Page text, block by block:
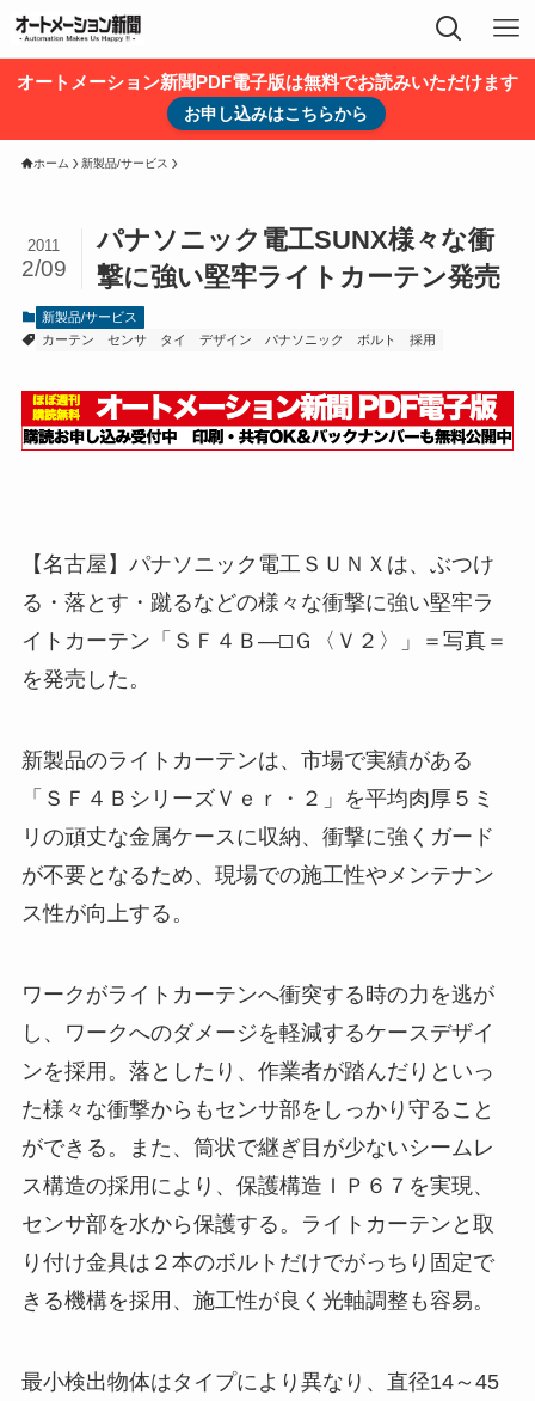
オートメーション新聞PDF電子版は無料でお読みいただけます
お申し込みはこちらから
ホーム 新製品/サービス
パナソニック電工SUNX様々な衝
撃に強い堅牢ライトカーテン発売
2011
2/09
新製品/サービス
カーテン
センサ タイ デザイン パナソニック ボルト 採用
【名古屋】パナソニック電工ＳＵＮＸは、ぶつけ
る・落とす・蹴るなどの様々な衝撃に強い堅牢ラ
イトカーテン「ＳＦ４Ｂ―□Ｇ〈Ｖ２〉」＝写真＝
を発売した。
新製品のライトカーテンは、市場で実績がある
「ＳＦ４ＢシリーズＶｅｒ・２」を平均肉厚５ミ
リの頑丈な金属ケースに収納、衝撃に強くガード
が不要となるため、現場での施工性やメンテナン
ス性が向上する。
ワークがライトカーテンへ衝突する時の力を逃が
し、ワークへのダメージを軽減するケースデザイ
ンを採用。落としたり、作業者が踏んだりといっ
た様々な衝撃からもセンサ部をしっかり守ること
ができる。また、筒状で継ぎ目が少ないシームレ
ス構造の採用により、保護構造ＩＰ６７を実現、
センサ部を水から保護する。ライトカーテンと取
り付け金具は２本のボルトだけでがっちり固定で
きる機構を採用、施工性が良く光軸調整も容易。
最小検出物体はタイプにより異なり、直径14～45